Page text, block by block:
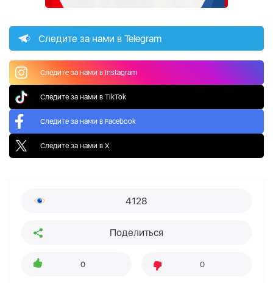
Следите за нами в Telegram
Следите за нами в Instagram
Следите за нами в TikTok
Следите за нами в Facebook
Следите за нами в X
4128
Поделиться
0 0